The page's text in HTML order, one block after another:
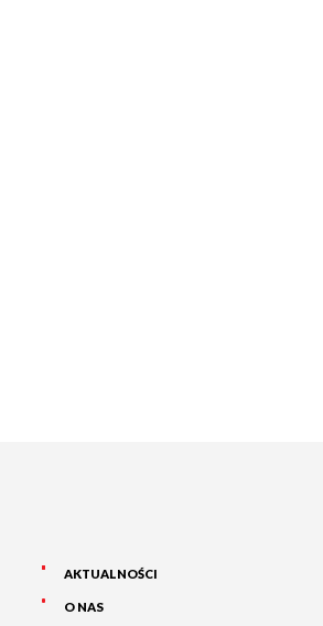
AKTUALNOŚCI
O NAS